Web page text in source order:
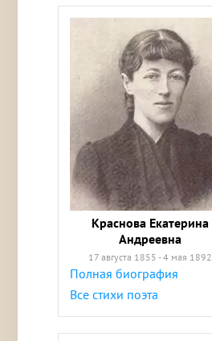
Краснова Екатерина
Андреевна
17 августа 1855 - 4 мая 1892
Полная биография
Все стихи поэта